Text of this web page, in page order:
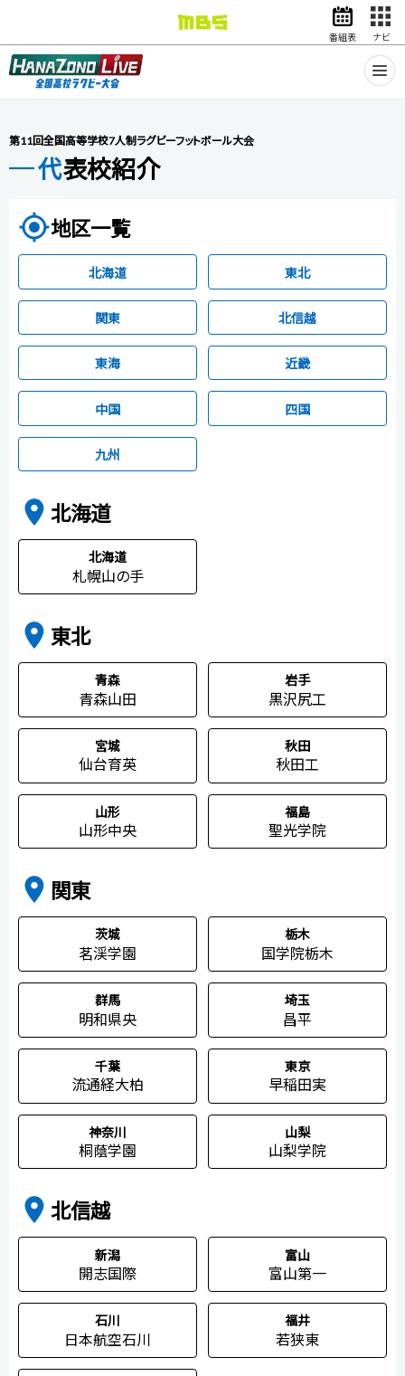
情報・報道
スポーツ
天気・防災
映画 アナウンサー
グッズ
EN 検索 番組表
番組表 ナビ
第11回全国高等学校7人制ラグビーフットボール大会
代表校紹介
my_location地区一覧
北海道 東北
関東 北信越
東海 近畿
中国 四国
九州
place 北海道
北海道
札幌山の手
place 東北
青森
青森山田
岩手
黒沢尻工
宮城
仙台育英
秋田
秋田工
山形
山形中央
福島
聖光学院
place 関東
茨城
茗渓学園
栃木
国学院栃木
群馬
明和県央
埼玉
昌平
千葉
流通経大柏
東京
早稲田実
神奈川
桐蔭学園
山梨
山梨学院
place 北信越
新潟
開志国際
富山
富山第一
石川
日本航空石川
福井
若狭東